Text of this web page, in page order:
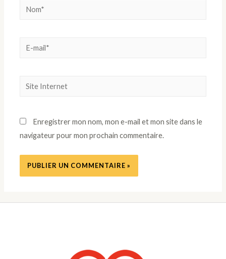
Nom*
E-
Site
Enregistrer mon nom, mon e-mail et mon site dans le
navigateur pour mon prochain commentaire.